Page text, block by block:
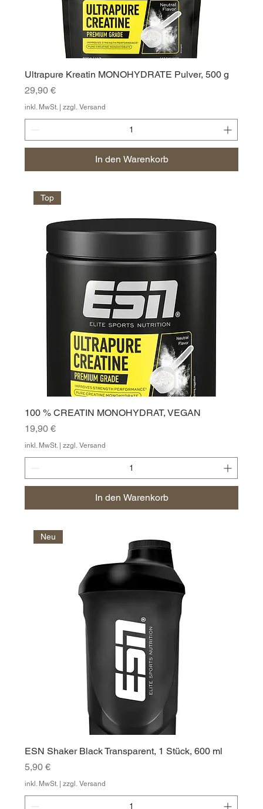
Ultrapure Kreatin MONOHYDRATE Pulver, 500 g
Preis
29,90 €
inkl. MwSt.|zzgl. Versand
In den Warenkorb
Top
100 % CREATIN MONOHYDRAT, VEGAN
Preis
19,90 €
inkl. MwSt.|zzgl. Versand
In den Warenkorb
Neu
ESN Shaker Black Transparent, 1 Stück, 600 ml
Preis
5,90 €
inkl. MwSt.|zzgl. Versand